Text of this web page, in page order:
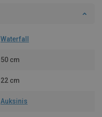
Waterfall
50 cm
22 cm
Auksinis